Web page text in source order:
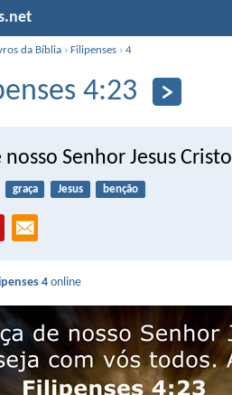
da Bíblia ›Filipenses ›4
4:23
nosso Senhor Jesus Cristo
graça Jesus benção
4 online